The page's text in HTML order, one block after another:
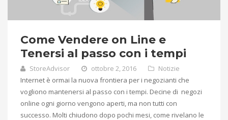
Come Vendere on Line e
Tenersi al passo con i tempi
StoreAdvisor ottobre 2, 2016
Notizie
Internet è ormai la nuova frontiera per i negozianti che
vogliono mantenersi al passo con i tempi. Decine di negozi
online ogni giorno vengono aperti, ma non tutti con
successo. Molti chiudono dopo pochi mesi, come rivelano le